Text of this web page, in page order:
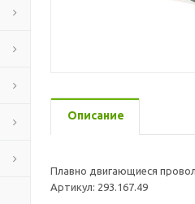
Описание
Плавно двигающиеся
Артикул: 293.167.49